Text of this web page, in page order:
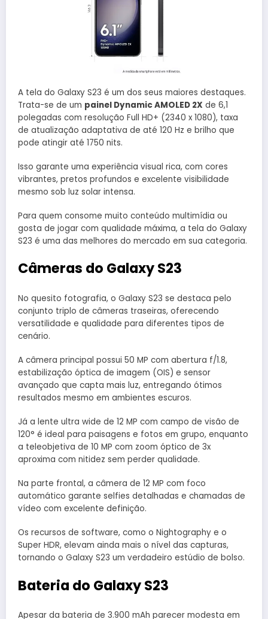
A tela do Galaxy S23 é um dos seus maiores destaques.
Trata-se de um painel Dynamic AMOLED 2X de 6,1
polegadas com resolução Full HD+ (2340 x 1080), taxa
de atualização adaptativa de até 120 Hz e brilho que
pode atingir até 1750 nits.
Isso garante uma experiência visual rica, com cores
vibrantes, pretos profundos e excelente visibilidade
mesmo sob luz solar intensa.
Para quem consome muito conteúdo multimídia ou
gosta de jogar com qualidade máxima, a tela do Galaxy
S23 é uma das melhores do mercado em sua categoria.
Câmeras do Galaxy S23
No quesito fotografia, o Galaxy S23 se destaca pelo
conjunto triplo de câmeras traseiras, oferecendo
versatilidade e qualidade para diferentes tipos de
cenário.
A câmera principal possui 50 MP com abertura f/1.8,
estabilização óptica de imagem (OIS) e sensor
avançado que capta mais luz, entregando ótimos
resultados mesmo em ambientes escuros.
Já a lente ultra wide de 12 MP com campo de visão de
120° é ideal para paisagens e fotos em grupo, enquanto
a teleobjetiva de 10 MP com zoom óptico de 3x
aproxima com nitidez sem perder qualidade.
Na parte frontal, a câmera de 12 MP com foco
automático garante selfies detalhadas e chamadas de
vídeo com excelente definição.
Os recursos de software, como o Nightography e o
Super HDR, elevam ainda mais o nível das capturas,
tornando o Galaxy S23 um verdadeiro estúdio de bolso.
Bateria do Galaxy S23
Apesar da bateria de 3.900 mAh parecer modesta em